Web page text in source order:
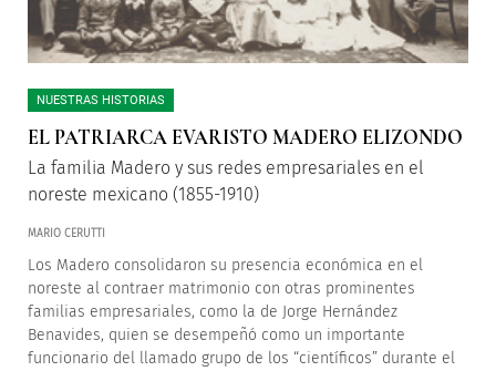
NUESTRAS HISTORIAS
EL PATRIARCA EVARISTO MADERO ELIZONDO
La familia Madero y sus redes empresariales en el
noreste mexicano (1855-1910)
MARIO CERUTTI
Los Madero consolidaron su presencia económica en el
noreste al contraer matrimonio con otras prominentes
familias empresariales, como la de Jorge Hernández
Benavides, quien se desempeñó como un importante
funcionario del llamado grupo de los “científicos” durante el